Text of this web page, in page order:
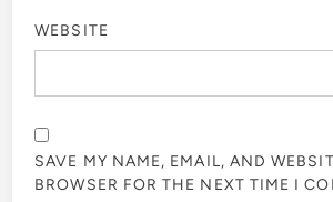
WEBSITE
SAVE MY NAME, EMAIL, AND
BROWSER FOR THE NEXT TIME I